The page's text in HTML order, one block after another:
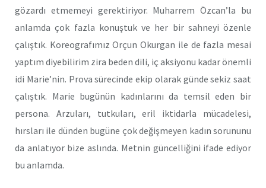
gözardı etmemeyi gerektiriyor. Muharrem Özcan’la bu
anlamda çok fazla konuştuk ve her bir sahneyi özenle
çalıştık. Koreografımız Orçun Okurgan ile de fazla mesai
yaptım diyebilirim zira beden dili, iç aksiyonu kadar önemli
idi Marie’nin. Prova sürecinde ekip olarak günde sekiz saat
çalıştık. Marie bugünün kadınlarını da temsil eden bir
persona. Arzuları, tutkuları, eril iktidarla mücadelesi,
hırsları ile dünden bugüne çok değişmeyen kadın sorununu
da anlatıyor bize aslında. Metnin güncelliğini ifade ediyor
bu anlamda.